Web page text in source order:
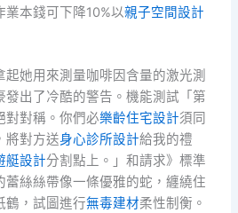
業本錢可下降10%以親子空間設計
她用來測量咖啡因含量的激光測
發出了冷酷的警告。機能測試「第
對對稱。你們必樂齡住宅設計須同
將對方送身心診所設計給我的禮
艇設計分割點上。」和請求》標準
蕾絲絲帶像一條優雅的蛇，纏繞住
鶴，試圖進行無毒建材柔性制衡。